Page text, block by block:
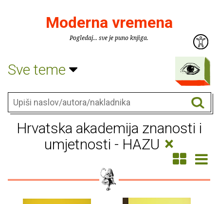
Moderna vremena
Pogledaj... sve je puno knjiga.
Sve teme
Hrvatska akademija znanosti i
umjetnosti - HAZU ×